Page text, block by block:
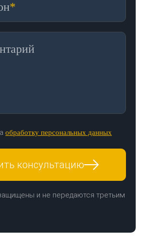
*
обработку персональных данных
консультацию
и не передаются третьим